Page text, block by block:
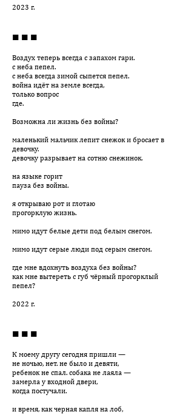
2023 г.
■ ■ ■
Воздух теперь всегда с запахом гари.
с неба пепел.
с неба всегда зимой сыпется пепел.
война идёт на земле всегда,
только вопрос
где.
Возможна ли жизнь без войны?
маленький мальчик лепит снежок и бросает в
девочку.
девочку разрывает на сотню снежинок.
на языке горит
пауза без войны.
я открываю рот и глотаю
прогорклую жизнь.
мимо идут белые дети под белым снегом.
мимо идут серые люди под серым снегом.
где мне вдохнуть воздуха без войны?
как мне вытереть с губ чёрный прогорклый
пепел?
2022 г.
■ ■ ■
К моему другу сегодня пришли —
не ночью, нет. не было и девяти,
ребенок не спал. собака не лаяла —
замерла у входной двери,
когда постучали.
и время, как черная капля на лоб,